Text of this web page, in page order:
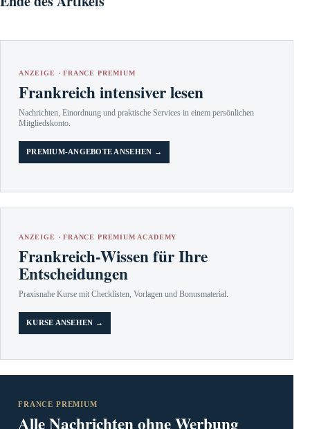
ANZEIGE · FRANCE PREMIUM
Frankreich intensiver lesen
Nachrichten, Einordnung und praktische Services in einem persönlichen
Mitgliedskonto.
PREMIUM-ANGEBOTE ANSEHEN →
ANZEIGE · FRANCE PREMIUM ACADEMY
Frankreich-Wissen für Ihre
Entscheidungen
Praxisnahe Kurse mit Checklisten, Vorlagen und Bonusmaterial.
KURSE ANSEHEN →
FRANCE PREMIUM
Alle Nachrichten ohne Werbung